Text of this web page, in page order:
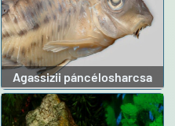
Agassizii páncélosharcsa